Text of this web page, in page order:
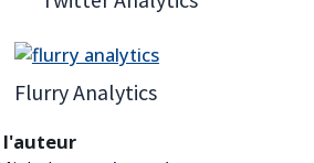
Flurry Analytics
l'auteur